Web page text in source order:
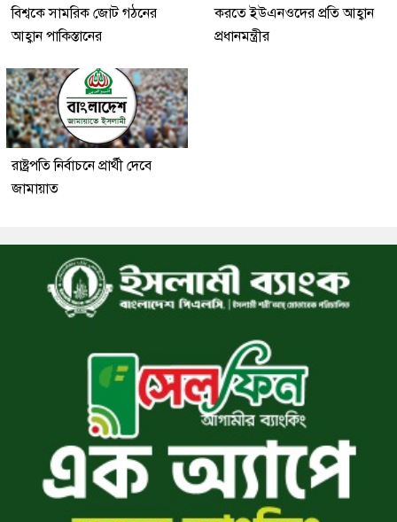
বিশ্বকে সামরিক জোট গঠনের
আহ্বান পাকিস্তানের
করতে ইউএনওদের প্রতি আহ্বান
প্রধানমন্ত্রীর
রাষ্ট্রপতি নির্বাচনে প্রার্থী দেবে
জামায়াত